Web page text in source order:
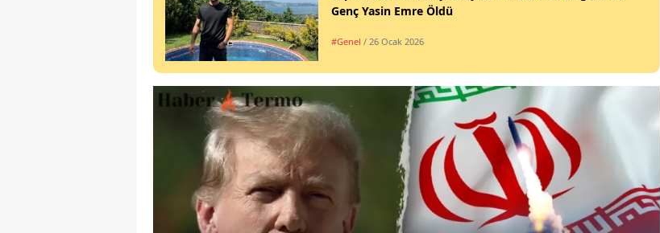
Genç Yasin Emre Öldü
#Genel / 26 Ocak 2026